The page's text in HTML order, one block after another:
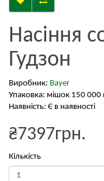
Насіння
Гудзон
Виробник: Bayer
Упаковка: мішок 150 000
Наявність: Є в наявності
₴7397грн.
Кількість